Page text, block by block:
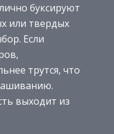
буксируют
или твердых
Если
трутся, что
выходит из